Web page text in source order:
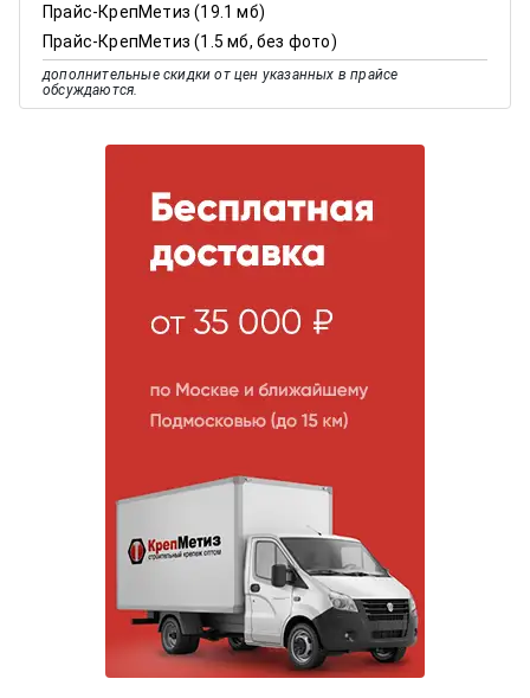
Прайс-КрепМетиз (19.1 мб)
Прайс-КрепМетиз (1.5 мб, без фото)
дополнительные скидки от цен указанных в прайсе
обсуждаются.